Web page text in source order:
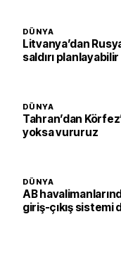
DÜNYA
Litvanya’dan
saldırı planlayabilir
DÜNYA
Tahran’dan
yoksa vururuz
DÜNYA
AB
giriş-çıkış sistemi